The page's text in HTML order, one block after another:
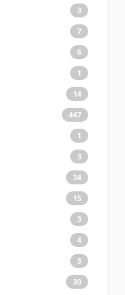
3
7
6
1
14
447
1
3
34
15
3
4
3
30